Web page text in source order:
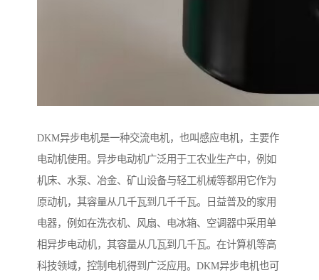
DKM异步电机是一种交流电机，也叫感应电机，主要作
电动机使用。异步电动机广泛用于工农业生产中，例如
机床、水泵、冶金、矿山设备与轻工机械等都用它作为
原动机，其容量从几千瓦到几千千瓦。日益普及的家用
电器，例如在洗衣机、风扇、电冰箱、空调器中采用单
相异步电动机，其容量从几瓦到几千瓦。在计算机等高
科技领域，控制电机得到广泛应用。DKM异步电机也可